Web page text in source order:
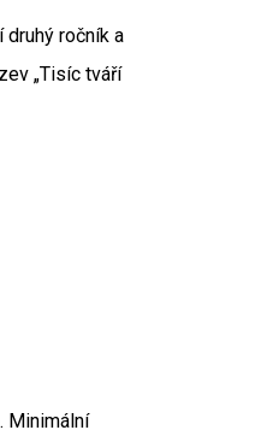
ročník a
„Tisíc tváří
Minimální